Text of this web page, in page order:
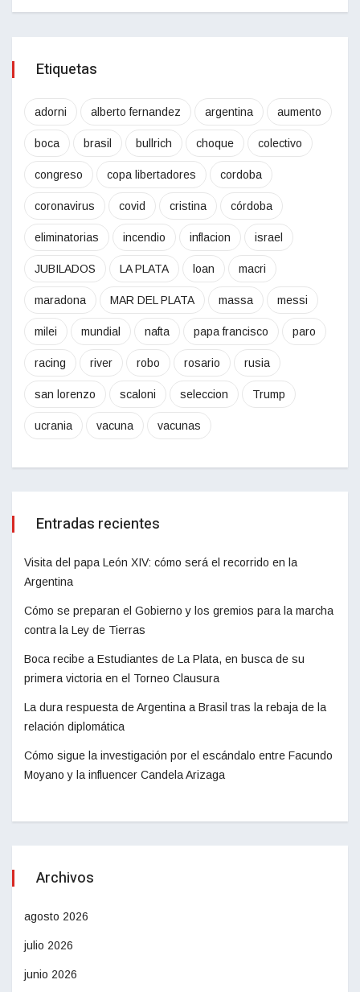
Etiquetas
adorni alberto fernandez argentina aumento
boca brasil bullrich choque colectivo
congreso copa libertadores cordoba
coronavirus covid cristina córdoba
eliminatorias incendio inflacion israel
JUBILADOS LA PLATA loan macri
maradona MAR DEL PLATA massa messi
milei mundial nafta papa francisco paro
racing river robo rosario rusia
san lorenzo scaloni seleccion Trump
ucrania vacuna vacunas
Entradas recientes
Visita del papa León XIV: cómo será el recorrido en la
Argentina
Cómo se preparan el Gobierno y los gremios para la marcha
contra la Ley de Tierras
Boca recibe a Estudiantes de La Plata, en busca de su
primera victoria en el Torneo Clausura
La dura respuesta de Argentina a Brasil tras la rebaja de la
relación diplomática
Cómo sigue la investigación por el escándalo entre Facundo
Moyano y la influencer Candela Arizaga
Archivos
agosto 2026
julio 2026
junio 2026